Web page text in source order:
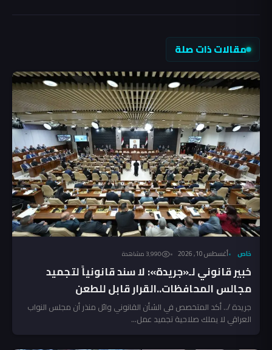
مقالات ذات صلة
خاص أغسطس 10, 2026 3٬990 مشاهدة
خبير قانوني لـ«جريدة»: لا سند قانونياً لتجميد
مجالس المحافظات..القرار قابل للطعن
جريدة /.. أكد المتخصص في الشأن القانوني وائل منذر أن مجلس النواب
العراقي لا يملك صلاحية تجميد عمل...